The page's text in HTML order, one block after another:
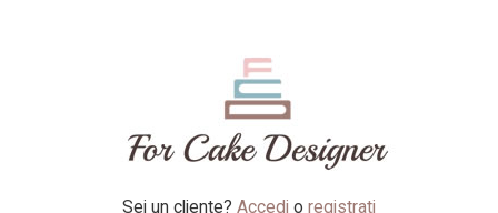
Sei un cliente? Accedi o registrati